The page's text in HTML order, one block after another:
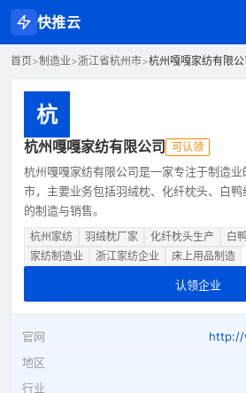
快推云
首页>制造业>浙江省杭州市>杭州嘎嘎家纺有限公
杭
杭州嘎嘎家纺有限公司 可认领
杭州嘎嘎家纺有限公司是一家专注于制造
市，主要业务包括羽绒枕、化纤枕头、白
的制造与销售。
杭州家纺 羽绒枕厂家 化纤枕头生产 白
家纺制造业
浙江家纺企业 床上用品制造
认领企业
官网
http://
地区
行业